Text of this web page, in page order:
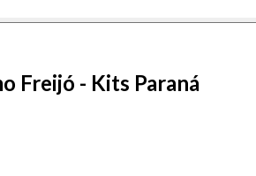
Freijó - Kits Paraná